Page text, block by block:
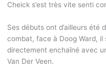
Cheick s’est très vite senti
Ses débuts ont d’ailleurs été
combat, face à Doog Ward, il
directement enchaîné avec
Van Der Veen.